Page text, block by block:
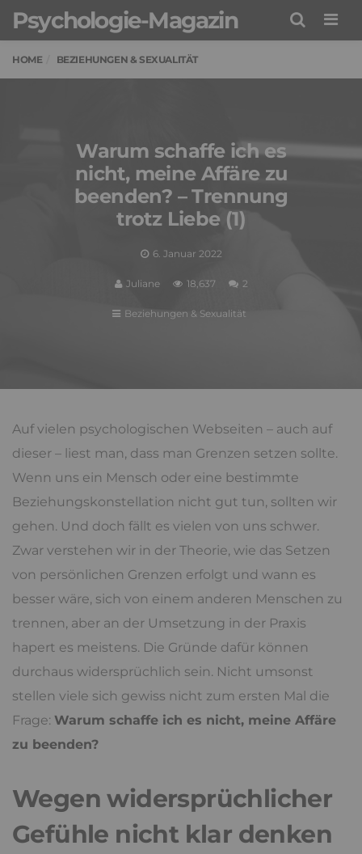
Psychologie-Magazin
HOME BEZIEHUNGEN & SEXUALITÄT
Warum schaffe ich es
nicht, meine Affäre zu
beenden? – Trennung
trotz Liebe (1)
6. Januar 2022
Juliane 18,637 2
Beziehungen & Sexualität
Auf vielen psychologischen Webseiten – auch auf
dieser – liest man, dass man Grenzen setzen sollte.
Wenn uns ein Mensch oder eine bestimmte
Beziehungskonstellation nicht gut tun, sollten wir
gehen. Und doch fällt es vielen von uns schwer.
Zwar verstehen wir in der Theorie, wie das Setzen
von persönlichen Grenzen erfolgt und wann es
besser wäre, sich von einem anderen Menschen zu
trennen, aber an der Umsetzung in der Praxis
hapert es meistens. Die Gründe dafür können
durchaus widersprüchlich sein. Nicht umsonst
stellen viele sich gewiss nicht zum ersten Mal die
Frage: Warum schaffe ich es nicht, meine Affäre
zu beenden?
Wegen widersprüchlicher
Gefühle nicht klar denken